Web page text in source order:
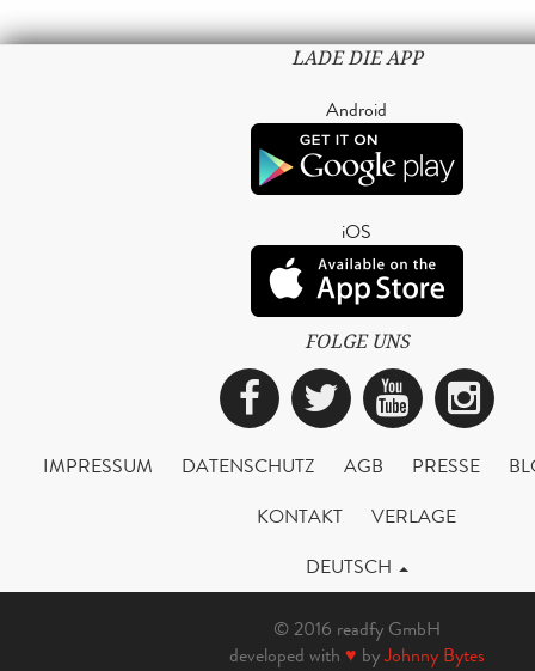
LADE DIE APP
Android
iOS
FOLGE UNS
Facebook
Twitter
IMPRESSUM DATENSCHUTZ AGB PRESSE
KONTAKT
VERLAGE
DEUTSCH
© 2016 readfy GmbH
developed with ♥ byJohnny Bytes